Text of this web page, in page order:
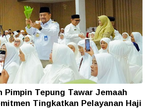
Pimpin Tepung Tawar Jemaah
Tingkatkan Pelayanan Haji